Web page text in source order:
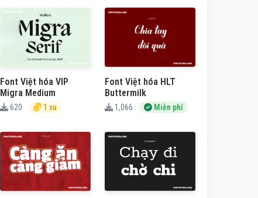
Font Việt hóa VIP
Migra Medium
620 1 xu
Font Việt hóa HLT
Buttermilk
1,066 Miễn phí